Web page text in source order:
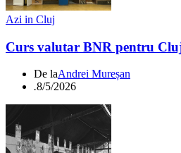
Azi in Cluj
Curs valutar BNR pentru
De laAndrei Mureșan
.8/5/2026